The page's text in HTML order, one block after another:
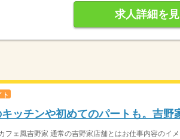
求人詳細を
ト
ッチンや初めてのパートも。吉野
フェ風吉野家 通常の吉野家店舗とはお仕事内容のイ